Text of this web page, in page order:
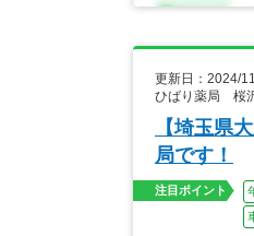
更新日：2024/
ひばり薬局 桜
【埼玉県
局です！
注目ポイント